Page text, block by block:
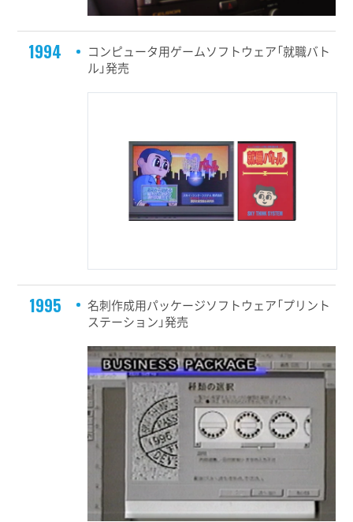
1994
コンピュータ用ゲームソフトウェア「就職バト
ル」発売
1995
名刺作成用パッケージソフトウェア「プリント
ステーション」発売